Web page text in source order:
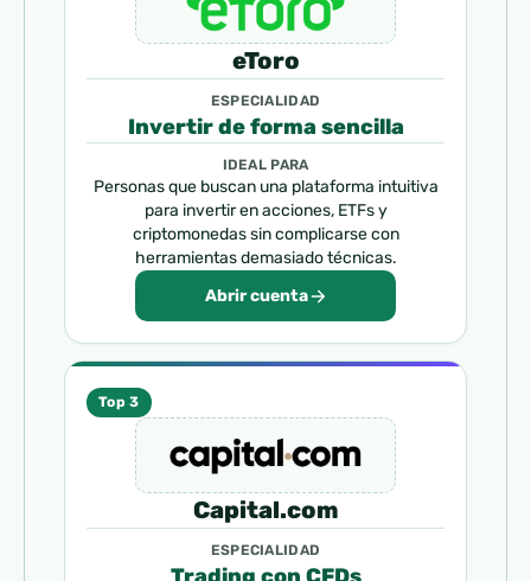
eToro
ESPECIALIDAD
Invertir de forma sencilla
IDEAL PARA
Personas que buscan una plataforma intuitiva
para invertir en acciones, ETFs y
criptomonedas sin complicarse con
herramientas demasiado técnicas.
Abrir cuenta
Top 3
Capital.com
ESPECIALIDAD